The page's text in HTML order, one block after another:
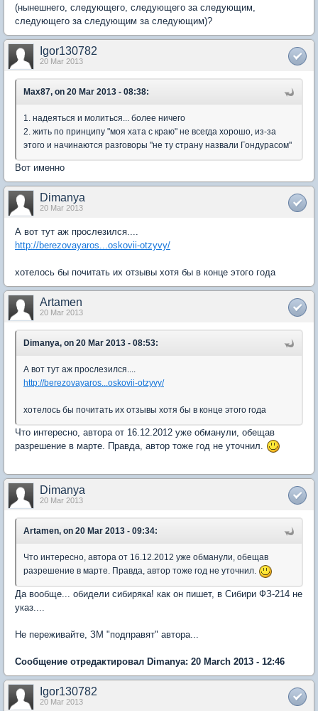
(нынешнего, следующего, следующего за следующим,
следующего за следующим за следующим)?
Igor130782
20 Mar 2013
Max87, on 20 Mar 2013 - 08:38:
1. надеяться и молиться... более ничего
2. жить по принципу "моя хата с краю" не всегда хорошо, из-за
этого и начинаются разговоры "не ту страну назвали Гондурасом"
Вот именно
Dimanya
20 Mar 2013
А вот тут аж прослезился....
http://berezovayaros...oskovii-otzyvy/
хотелось бы почитать их отзывы хотя бы в конце этого года
Artamen
20 Mar 2013
Dimanya, on 20 Mar 2013 - 08:53:
А вот тут аж прослезился....
http://berezovayaros...oskovii-otzyvy/
хотелось бы почитать их отзывы хотя бы в конце этого года
Что интересно, автора от 16.12.2012 уже обманули, обещав
разрешение в марте. Правда, автор тоже год не уточнил.
Dimanya
20 Mar 2013
Artamen, on 20 Mar 2013 - 09:34:
Что интересно, автора от 16.12.2012 уже обманули, обещав
разрешение в марте. Правда, автор тоже год не уточнил.
Да вообще... обидели сибиряка! как он пишет, в Сибири ФЗ-214 не
указ....
Не переживайте, ЗМ "подправят" автора...
Сообщение отредактировал Dimanya: 20 March 2013 - 12:46
Igor130782
20 Mar 2013